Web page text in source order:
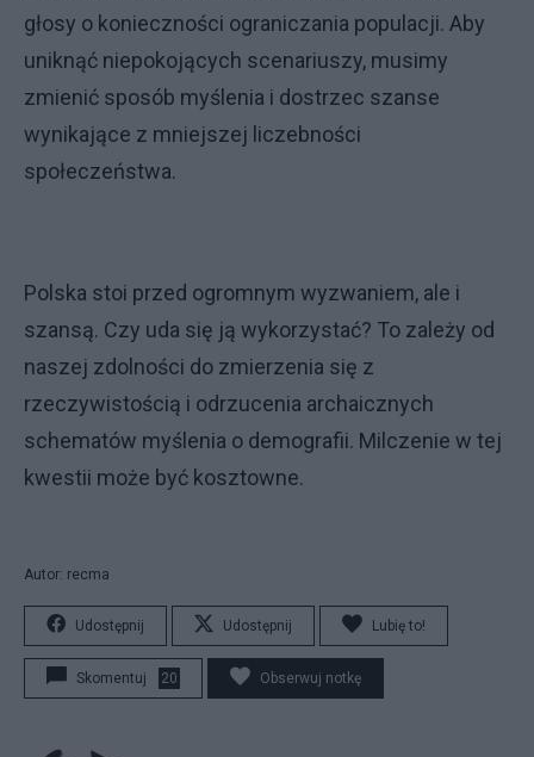
głosy o konieczności ograniczania populacji. Aby
uniknąć niepokojących scenariuszy, musimy
zmienić sposób myślenia i dostrzec szanse
wynikające z mniejszej liczebności
społeczeństwa.
Polska stoi przed ogromnym wyzwaniem, ale i
szansą. Czy uda się ją wykorzystać? To zależy od
naszej zdolności do zmierzenia się z
rzeczywistością i odrzucenia archaicznych
schematów myślenia o demografii. Milczenie w tej
kwestii może być kosztowne.
Autor: recma
Udostępnij Udostępnij Lubię to!
Skomentuj 20 Obserwuj notkę